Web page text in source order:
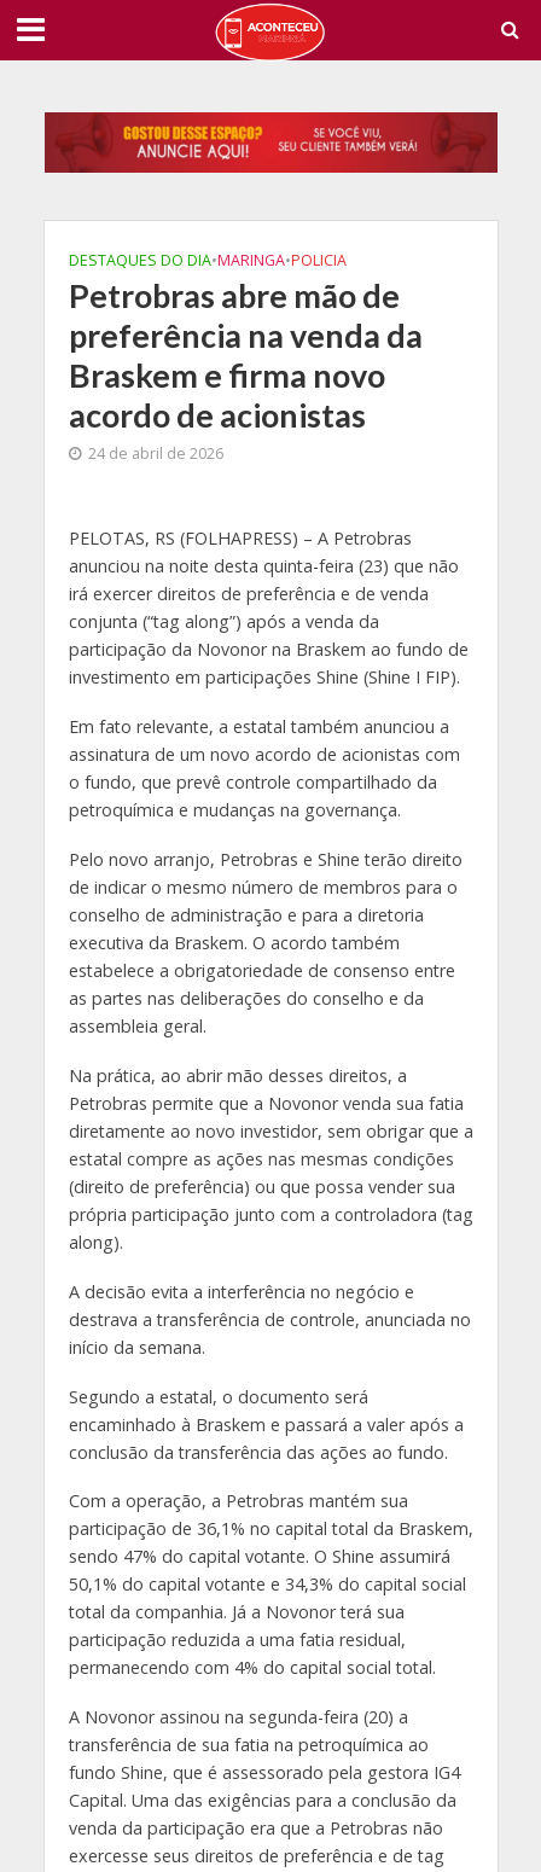
DESTAQUES DO DIA•MARINGA•POLICIA
Petrobras abre mão de
preferência na venda da
Braskem e firma novo
acordo de acionistas
24 de abril de 2026
PELOTAS, RS (FOLHAPRESS) – A Petrobras
anunciou na noite desta quinta-feira (23) que não
irá exercer direitos de preferência e de venda
conjunta (“tag along”) após a venda da
participação da Novonor na Braskem ao fundo de
investimento em participações Shine (Shine I FIP).
Em fato relevante, a estatal também anunciou a
assinatura de um novo acordo de acionistas com
o fundo, que prevê controle compartilhado da
petroquímica e mudanças na governança.
Pelo novo arranjo, Petrobras e Shine terão direito
de indicar o mesmo número de membros para o
conselho de administração e para a diretoria
executiva da Braskem. O acordo também
estabelece a obrigatoriedade de consenso entre
as partes nas deliberações do conselho e da
assembleia geral.
Na prática, ao abrir mão desses direitos, a
Petrobras permite que a Novonor venda sua fatia
diretamente ao novo investidor, sem obrigar que a
estatal compre as ações nas mesmas condições
(direito de preferência) ou que possa vender sua
própria participação junto com a controladora (tag
along).
A decisão evita a interferência no negócio e
destrava a transferência de controle, anunciada no
início da semana.
Segundo a estatal, o documento será
encaminhado à Braskem e passará a valer após a
conclusão da transferência das ações ao fundo.
Com a operação, a Petrobras mantém sua
participação de 36,1% no capital total da Braskem,
sendo 47% do capital votante. O Shine assumirá
50,1% do capital votante e 34,3% do capital social
total da companhia. Já a Novonor terá sua
participação reduzida a uma fatia residual,
permanecendo com 4% do capital social total.
A Novonor assinou na segunda-feira (20) a
transferência de sua fatia na petroquímica ao
fundo Shine, que é assessorado pela gestora IG4
Capital. Uma das exigências para a conclusão da
venda da participação era que a Petrobras não
exercesse seus direitos de preferência e de tag